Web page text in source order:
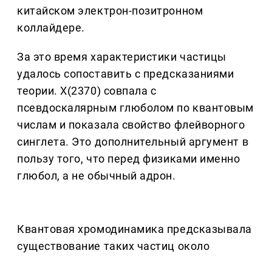
китайском электрон-позитронном
коллайдере.
За это время характеристики частицы
удалось сопоставить с предсказаниями
теории. X(2370) совпала с
псевдоскалярным глюболом по квантовым
числам и показала свойство флейворного
синглета. Это дополнительный аргумент в
пользу того, что перед физиками именно
глюбол, а не обычный адрон.
Квантовая хромодинамика предсказывала
существование таких частиц около